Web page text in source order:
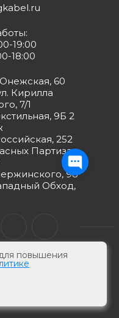
19:00
18:00
60
Кирилла
7/1
9Б 2
252
Партизан,
98
Обход,
продукция
повышения